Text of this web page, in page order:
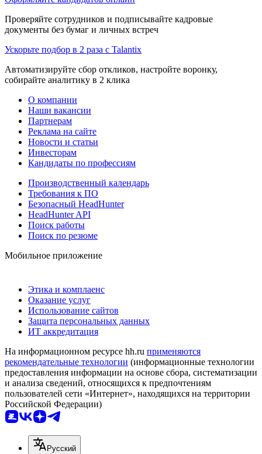
Проверяйте сотрудников и подписывайте кадровые
документы без бумаг и личных встреч
Ускорьте подбор в 2 раза с Talantix
Автоматизируйте сбор откликов, настройте воронку,
собирайте аналитику в 2 клика
О компании
Наши вакансии
Партнерам
Реклама на сайте
Новости и статьи
Инвесторам
Кандидаты по профессиям
Производственный календарь
Требования к ПО
Безопасный HeadHunter
HeadHunter API
Поиск работы
Поиск по резюме
Мобильное приложение
Этика и комплаенс
Оказание услуг
Использование сайтов
Защита персональных данных
ИТ аккредитация
На информационном ресурсе hh.ru применяются
рекомендательные технологии (информационные технологии
предоставления информации на основе сбора, систематизации
и анализа сведений, относящихся к предпочтениям
пользователей сети «Интернет», находящихся на территории
Российской Федерации)
Русский